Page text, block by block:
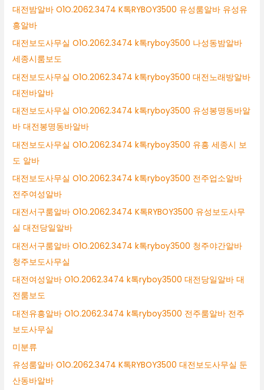
대전밤알바 O1O.2062.3474 K톡RYBOY3500 유성룸알바 유성유
흥알바
대전보도사무실 O1O.2062.3474 k톡ryboy3500 나성동밤알바
세종시룸보도
대전보도사무실 O1O.2062.3474 k톡ryboy3500 대전노래방알바
대전바알바
대전보도사무실 O1O.2062.3474 k톡ryboy3500 유성봉명동바알
바 대전봉명동바알바
대전보도사무실 O1O.2062.3474 k톡ryboy3500 유흥 세종시 보
도 알바
대전보도사무실 O1O.2062.3474 k톡ryboy3500 전주업소알바
전주여성알바
대전서구룸알바 O1O.2062.3474 K톡RYBOY3500 유성보도사무
실 대전당일알바
대전서구룸알바 O1O.2062.3474 k톡ryboy3500 청주야간알바
청주보도사무실
대전여성알바 O1O.2062.3474 k톡ryboy3500 대전당일알바 대
전룸보도
대전유흥알바 O1O.2062.3474 k톡ryboy3500 전주룸알바 전주
보도사무실
미분류
유성룸알바 O1O.2062.3474 K톡RYBOY3500 대전보도사무실 둔
산동바알바